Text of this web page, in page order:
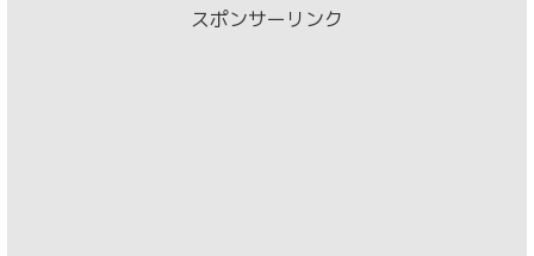
スポンサーリンク